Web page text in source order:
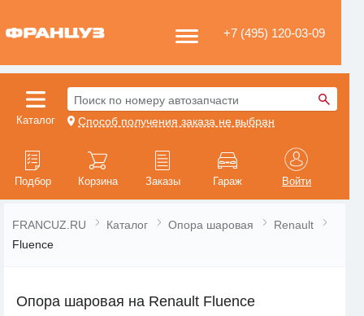
+7 (495) 120-03-09
Каталог
Поиск по номеру автозапчасти
Способ получения заказа не выбран
Подбор Корзина Заказы Гараж Войти
FRANCUZ.RU Каталог Опора шаровая
Renault
Fluence
Опора шаровая на Renault Fluence